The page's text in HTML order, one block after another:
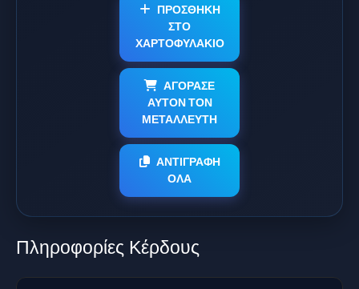
ΠΡΟΣΘΗΚΗ
ΣΤΟ
ΧΑΡΤΟΦΥΛΑΚΙΟ
ΑΓΟΡΑΣΕ
ΑΥΤΟΝ ΤΟΝ
ΜΕΤΑΛΛΕΥΤΗ
ΑΝΤΙΓΡΑΦΗ
ΟΛΑ
Πληροφορίες Κέρδους